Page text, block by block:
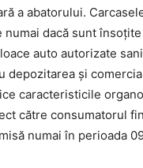
a abatorului.
dacă sunt
auto autorizate
depozitarea și
caracteristicile
către consumatorul
numai în perioada